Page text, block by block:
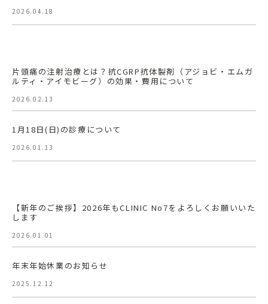
2026.04.18
片頭痛の注射治療とは？抗CGRP抗体製剤（アジョビ・エムガ
ルティ・アイモビーグ）の効果・費用について
2026.02.13
1月18日(日)の診療について
2026.01.13
【新年のご挨拶】2026年もCLINIC No7をよろしくお願いいた
します
2026.01.01
年末年始休業のお知らせ
2025.12.12